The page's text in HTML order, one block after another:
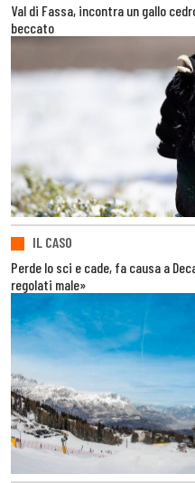
Val di Fassa, incontra un gallo
beccato
IL CASO
Perde lo sci e cade, fa causa a
regolati male»